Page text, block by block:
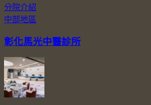
分院介紹
中部地區
彰化馬光中醫診所